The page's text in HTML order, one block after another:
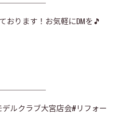
￣￣￣￣￣
おります！お気軽にDMを🎵
￣￣￣￣￣
ルクラブ大宮店会#リフォー